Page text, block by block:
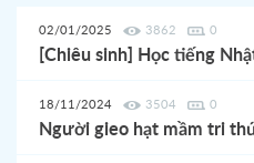
02/01/2025 3862 0
18/11/2024 3504 0